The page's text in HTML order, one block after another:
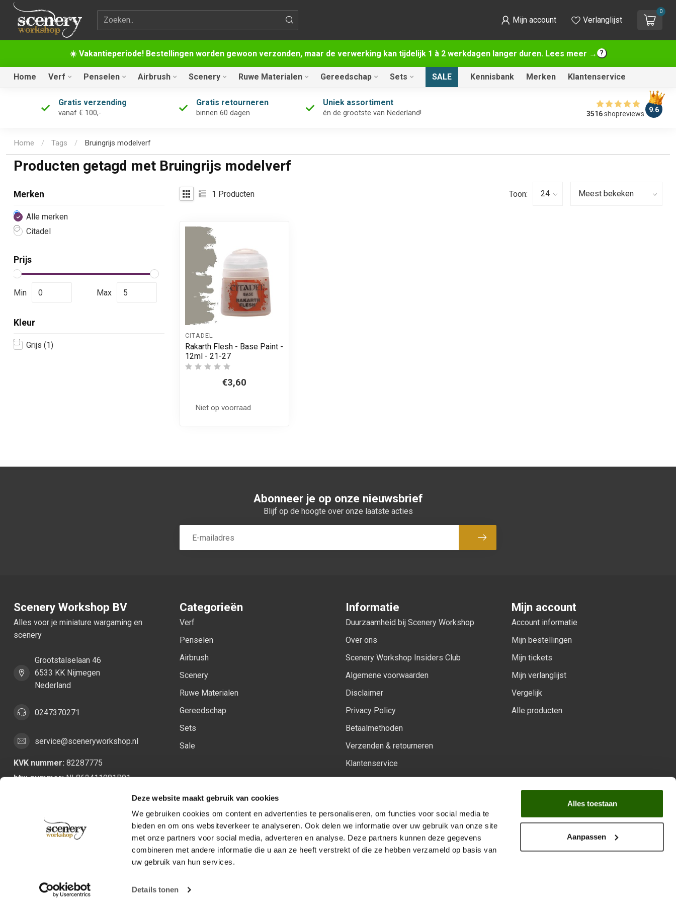
Deze website maakt gebruik van cookies
We gebruiken cookies om content en advertenties te personaliseren, om functies voor social media te
bieden en om ons websiteverkeer te analyseren. Ook delen we informatie over uw gebruik van onze site
met onze partners voor social media, adverteren en analyse. Deze partners kunnen deze gegevens
combineren met andere informatie die u aan ze heeft verstrekt of die ze hebben verzameld op basis van
uw gebruik van hun services.
Details tonen
Alles toestaan
Aanpassen
☀️ Vakantieperiode! Bestellingen worden gewoon verzonden, maar de verwerking kan tijdelijk 1 à 2 werkdagen langer duren. Lees meer →
Zoekterm Mijn account Verlanglijst
0
Home Verf Penselen Airbrush Scenery Ruwe Materialen Gereedschap Sets SALE Kennisbank Merken Klantenservice
Gratis verzending
vanaf € 100,-
Gratis retourneren
binnen 60 dagen
Uniek assortiment
én de grootste van Nederland! 3516shopreviews 9.6
Home / Tags / Bruingrijs modelverf
Producten getagd met Bruingrijs modelverf
Merken
Alle merken
Citadel
Kleur
Grijs (1)
Prijs
Min Max
1 Producten Toon:
CITADEL
Rakarth Flesh - Base Paint -
12ml - 21-27
€3,60
Niet op voorraad
Abonneer je op onze nieuwsbrief
Blijf op de hoogte over onze laatste acties
Abonneer
Scenery Workshop BV
Alles voor je miniature wargaming en
scenery
Grootstalselaan 46
6533 KK Nijmegen
Nederland
0247370271
service@sceneryworkshop.nl
KVK nummer: 82287775
btw-nummer:NL862411981B01
Categorieën
Verf
Penselen
Airbrush
Scenery
Ruwe Materialen
Gereedschap
Sets
Sale
Informatie
Duurzaamheid bij Scenery Workshop
Over ons
Scenery Workshop Insiders Club
Algemene voorwaarden
Disclaimer
Privacy Policy
Betaalmethoden
Verzenden & retourneren
Klantenservice
Mijn account
Account informatie
Mijn bestellingen
Mijn tickets
Mijn verlanglijst
Vergelijk
Alle producten
Volg ons op:
Facebook
YoutubeInstagram